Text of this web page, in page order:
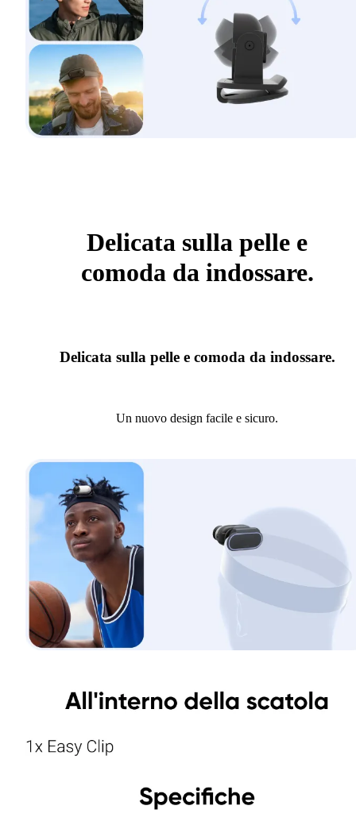
Delicata sulla pelle e
comoda da indossare.
Delicata sulla pelle e comoda da indossare.
Un nuovo design facile e sicuro.